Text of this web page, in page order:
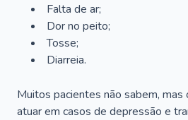
Falta de ar;
Dor no peito;
Tosse;
Diarreia.
Muitos pacientes não sabem, mas
atuar em casos de depressão e